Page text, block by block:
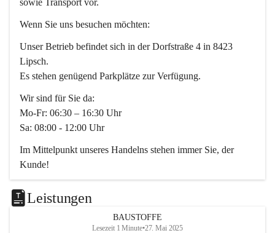
sowie Transport vor.
Wenn Sie uns besuchen möchten:
Unser Betrieb befindet sich in der Dorfstraße 4 in 8423
Lipsch.
Es stehen genügend Parkplätze zur Verfügung.
Wir sind für Sie da:
Mo-Fr: 06:30 – 16:30 Uhr
Sa: 08:00 - 12:00 Uhr
Im Mittelpunkt unseres Handelns stehen immer Sie, der
Kunde!
Das Team ist freundlich, motiviert und bestens geschult in
den Bereichen
Beratung, Lager sowie Transport. Für alle Ihre Anliegen
finden wir eine individuelle Lösung.
Leistungen
BAUSTOFFE
Lesezeit 1 Minute•27. Mai 2025